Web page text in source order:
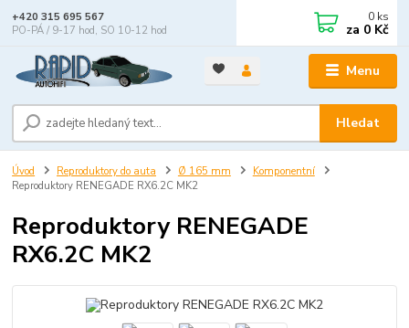
Menu
Hledat
+420 315 695 567
PO-PÁ / 9-17 hod, SO 10-12 hod
0 ks
za 0 Kč
Úvod Reproduktory do auta Ø 165 mm
Komponentní
Reproduktory RENEGADE RX6.2C MK2
Reproduktory RENEGADE
RX6.2C MK2